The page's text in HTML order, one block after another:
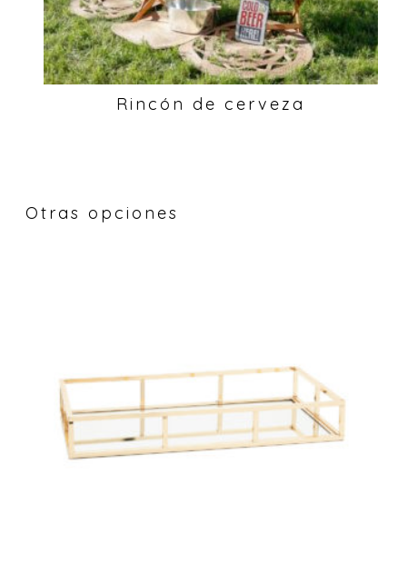
Rincón de cerveza
Otras opciones